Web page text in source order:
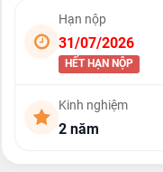
Hạn nộp
31/07/2026
HẾT HẠN NỘP
Kinh nghiệm
2 năm